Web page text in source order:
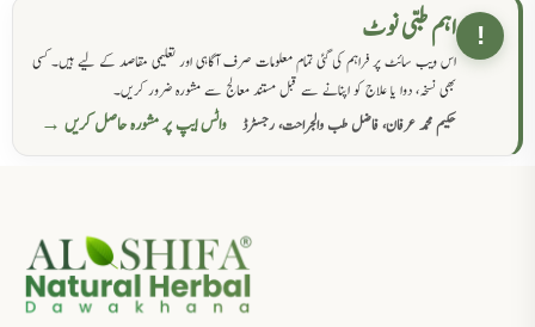
! اہم طبی نوٹ
اس ویب سائٹ پر فراہم کی گئی تمام معلومات صرف آگاہی اور تعلیمی مقاصد کے لیے ہیں۔ کسی
بھی نسخہ، دوا یا علاج کو اپنانے سے قبل مستند معالج سے مشورہ ضرور کریں۔
حکیم محمد عرفان، فاضل طب والجراحت، رجسٹرڈ
واٹس ایپ پر مشورہ حاصل کریں →